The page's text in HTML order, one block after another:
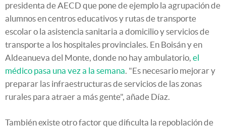
presidenta de AECD que pone de ejemplo la agrupación de
alumnos en centros educativos y rutas de transporte
escolar o la asistencia sanitaria a domicilio y servicios de
transporte a los hospitales provinciales. En Boisán y en
Aldeanueva del Monte, donde no hay ambulatorio, el
médico pasa una vez a la semana. "Es necesario mejorar y
preparar las infraestructuras de servicios de las zonas
rurales para atraer a más gente", añade Díaz.
También existe otro factor que dificulta la repoblación de